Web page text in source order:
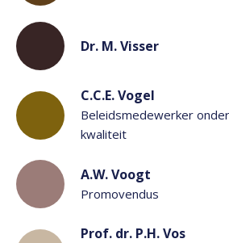
Dr. M. Visser
C.C.E. Vogel
Beleidsmedewerker
kwaliteit
A.W. Voogt
Promovendus
Prof. dr. P.H. Vos